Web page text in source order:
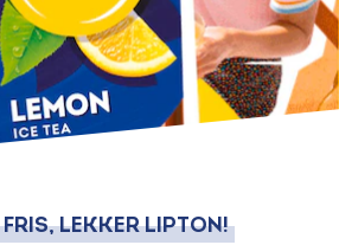
LEKKER LIPTON!